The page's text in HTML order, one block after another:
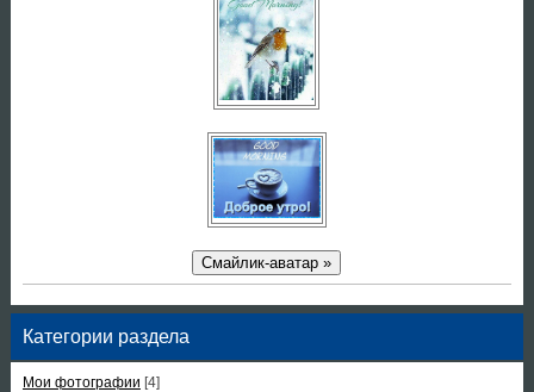
Смайлик-аватар »
Категории раздела
Мои фотографии [4]